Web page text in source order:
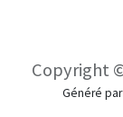
Copyright
Généré par